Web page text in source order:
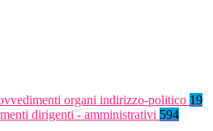
organi indirizzo-politico 19
dirigenti - amministrativi 594